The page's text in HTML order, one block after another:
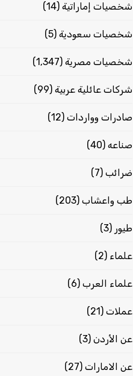
شخصيات إماراتية (14)
شخصيات سعودية (5)
شخصيات مصرية (1٬347)
شركات عائلية عربية (99)
صادرات وواردات (12)
صناعه (40)
ضرائب (7)
طب واعشاب (203)
طيور (3)
علماء (2)
علماء العرب (6)
عملات (21)
عن الأردن (3)
عن الامارات (27)